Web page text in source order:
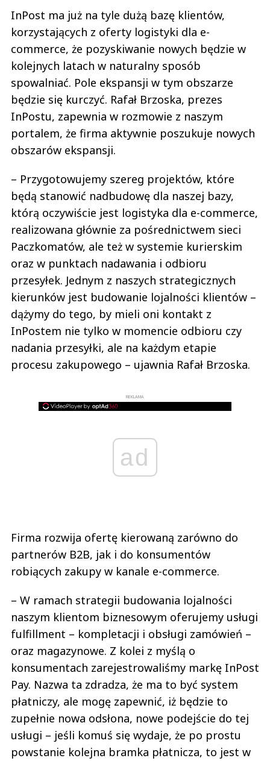
InPost ma już na tyle dużą bazę klientów,
korzystających z oferty logistyki dla e-
commerce, że pozyskiwanie nowych będzie w
kolejnych latach w naturalny sposób
spowalniać. Pole ekspansji w tym obszarze
będzie się kurczyć. Rafał Brzoska, prezes
InPostu, zapewnia w rozmowie z naszym
portalem, że firma aktywnie poszukuje nowych
obszarów ekspansji.
– Przygotowujemy szereg projektów, które
będą stanowić nadbudowę dla naszej bazy,
którą oczywiście jest logistyka dla e-commerce,
realizowana głównie za pośrednictwem sieci
Paczkomatów, ale też w systemie kurierskim
oraz w punktach nadawania i odbioru
przesyłek. Jednym z naszych strategicznych
kierunków jest budowanie lojalności klientów –
dążymy do tego, by mieli oni kontakt z
InPostem nie tylko w momencie odbioru czy
nadania przesyłki, ale na każdym etapie
procesu zakupowego – ujawnia Rafał Brzoska.
REKLAMA
ad
Firma rozwija ofertę kierowaną zarówno do
partnerów B2B, jak i do konsumentów
robiących zakupy w kanale e-commerce.
– W ramach strategii budowania lojalności
naszym klientom biznesowym oferujemy usługi
fulfillment – kompletacji i obsługi zamówień –
oraz magazynowe. Z kolei z myślą o
konsumentach zarejestrowaliśmy markę InPost
Pay. Nazwa ta zdradza, że ma to być system
płatniczy, ale mogę zapewnić, iż będzie to
zupełnie nowa odsłona, nowe podejście do tej
usługi – jeśli komuś się wydaje, że po prostu
powstanie kolejna bramka płatnicza, to jest w